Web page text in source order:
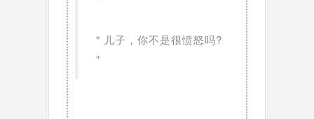
＂儿子，你不是很愤怒吗?
＂